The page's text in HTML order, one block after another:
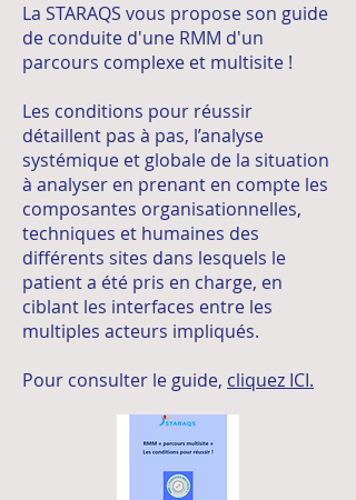
La STARAQS vous propose son guide
de conduite d'une RMM d'un
parcours complexe et multisite !
Les conditions pour réussir
détaillent pas à pas, l’analyse
systémique et globale de la situation
à analyser en prenant en compte les
composantes organisationnelles,
techniques et humaines des
différents sites dans lesquels le
patient a été pris en charge, en
ciblant les interfaces entre les
multiples acteurs impliqués.
Pour consulter le guide, cliquez ICI.